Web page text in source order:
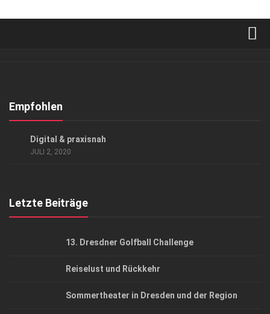
Kontakt, Impressum
Empfohlen
Digital & praxisnah
JULI 2, 2020
Letzte Beiträge
13. Dresdner Golfball Challenge
Reiselust und Rückkehr
Sommertheater in Dresden und der Region